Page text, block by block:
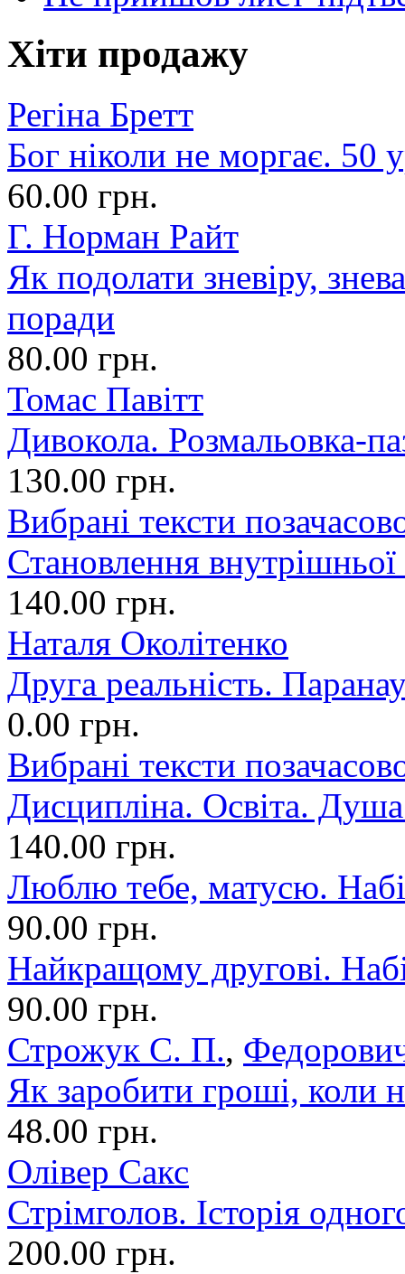
Хіти продажу
Регіна Бретт
Бог ніколи не моргає. 50
60.00 грн.
Г. Норман Райт
Як подолати зневіру,
поради
80.00 грн.
Томас Павітт
Дивокола. Розмальовка-
130.00 грн.
Вибрані тексти
Становлення
140.00 грн.
Наталя Околітенко
Друга реальність.
0.00 грн.
Вибрані тексти
Дисципліна. Освіта.
140.00 грн.
Люблю тебе, матусю.
90.00 грн.
Найкращому другові.
90.00 грн.
Строжук С. П.,
Як заробити гроші, коли
48.00 грн.
Олівер Сакс
Стрімголов. Історія
200.00 грн.